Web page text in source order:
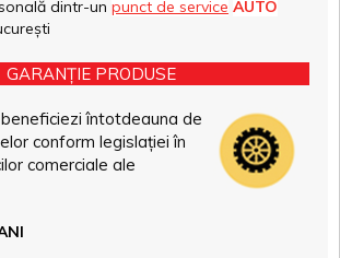
dintr-un punct de service AUTO
GARANȚIE PRODUSE
beneficiezi întotdeauna de
conform legislației în
comerciale ale